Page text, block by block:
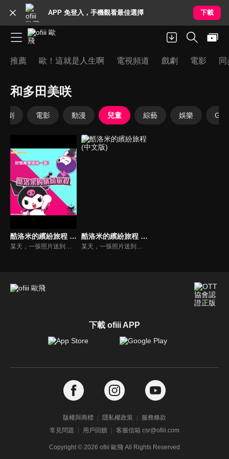
APP 免登入，手機觀看最佳選擇 下載
推薦 歐！這就是人生啊 電視頻道 戲劇 電影
和多田美咲
戲劇 電影 動漫 兒童 綜藝 娛樂
酷洛米的繽紛旅程 (日文版)
某天，一張照片送到了酷洛米的手機中。照片中的人是酷洛米失蹤的姊姊——洛米娜。「我想去找姊姊！」酷洛米究竟能不能順利見到洛米娜呢？
酷洛米的繽紛旅程 (中文版)
某天，一張照片送到了酷洛米的手機中。照片中的人是酷洛米失蹤的姊姊——洛米娜。「我想去找姊姊！」酷洛米究竟能不能順利見到洛米娜呢？
下載 ofiii APP
版權與商標 隱私權政策
服務條款
常見問題
用戶回饋 客服信箱 csr@ofiii.com
Copyright © 2026 ofiii 歐飛 All Rights Reserved